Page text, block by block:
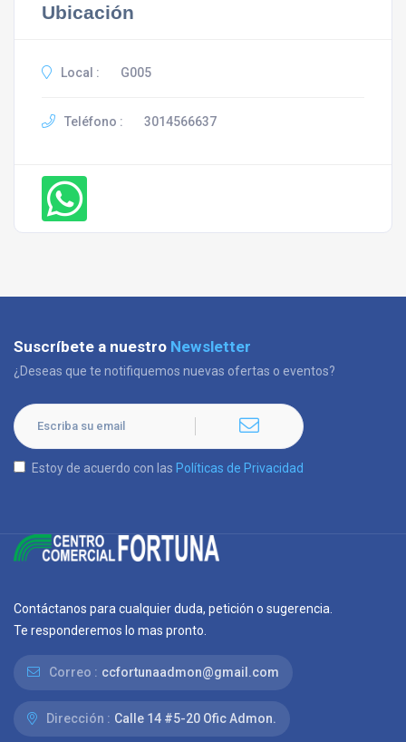
Ubicación
Local : G005
Teléfono : 3014566637
Suscríbete a nuestro Newsletter
¿Deseas que te notifiquemos nuevas ofertas o eventos?
Estoy de acuerdo con las Políticas de Privacidad
Contáctanos para cualquier duda, petición o sugerencia.
Te responderemos lo mas pronto.
Correo : ccfortunaadmon@gmail.com
Dirección : Calle 14 #5-20 Ofic Admon.